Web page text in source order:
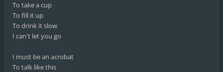
To take a cup
To fill it up
To drink it slow
I can't let you go
I must be an acrobat
To talk like this